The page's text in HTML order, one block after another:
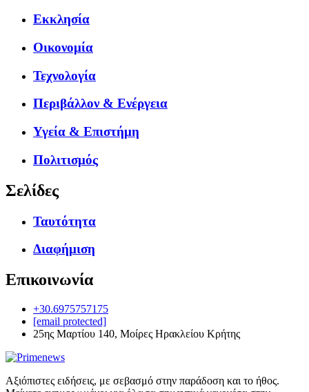
Εκκλησία
Οικονομία
Τεχνολογία
Περιβάλλον & Ενέργεια
Υγεία & Επιστήμη
Πολιτισμός
Σελίδες
Ταυτότητα
Διαφήμιση
Επικοινωνία
+30.6975757175
[email protected]
25ης Μαρτίου 140, Μοίρες Ηρακλείου Κρήτης
Αξιόπιστες ειδήσεις, με σεβασμό στην παράδοση και το ήθος.